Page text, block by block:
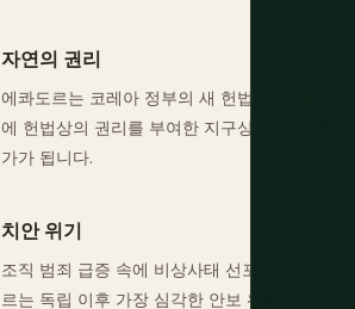
자연의 권리
에콰도르는 코레아 정부의 새 헌법 아래 자연
에 헌법상의 권리를 부여한 지구상 최초의 국
가가 됩니다.
치안 위기
조직 범죄 급증 속에 비상사태 선포. 에콰도
르는 독립 이후 가장 심각한 안보 위협에 직